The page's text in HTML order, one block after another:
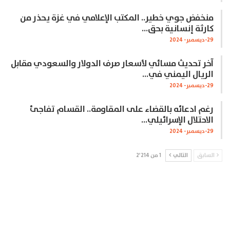
منخفض جوي خطير.. المكتب الإعلامي في غزة يحذر من
كارثة إنسانية بحق…
29-ديسمبر- 2024
آخر تحديث مسائي لأسعار صرف الدولار والسعودي مقابل
الريال اليمني في…
29-ديسمبر- 2024
رغم ادعائه بالقضاء على المقاومة.. القسام تفاجئ
الاحتلال الإسرائيلي…
29-ديسمبر- 2024
السابق التالي 1 من 2٬214